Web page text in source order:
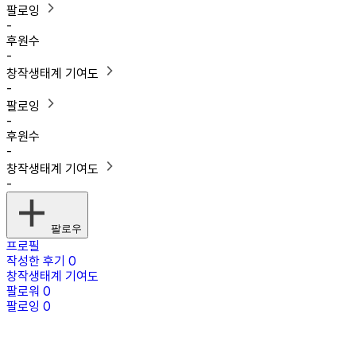
팔로잉
-
후원수
-
창작생태계 기여도
-
팔로잉
-
후원수
-
창작생태계 기여도
-
팔로우
프로필
작성한 후기 0
창작생태계 기여도
팔로워 0
팔로잉 0